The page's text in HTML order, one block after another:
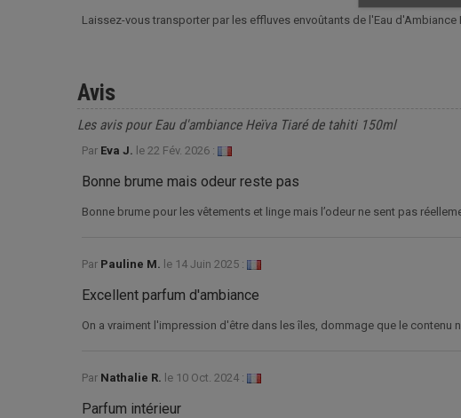
Laissez-vous transporter par les effluves envoûtants de l'Eau
Avis
Les avis pour Eau d'ambiance Heïva Tiaré de tahiti 150ml
Par Eva J. le 22 Fév. 2026 :
Bonne brume mais odeur reste pas
Bonne brume pour les vêtements et linge mais l’odeur ne sent pas
Par Pauline M. le 14 Juin 2025 :
Excellent parfum d'ambiance
On a vraiment l'impression d'être dans les îles, dommage que le contenu
Par Nathalie R. le 10 Oct. 2024 :
Parfum intérieur